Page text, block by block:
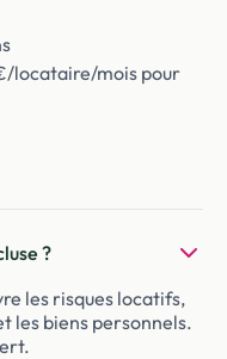
locataire/mois pour
?
les risques locatifs,
les biens personnels.